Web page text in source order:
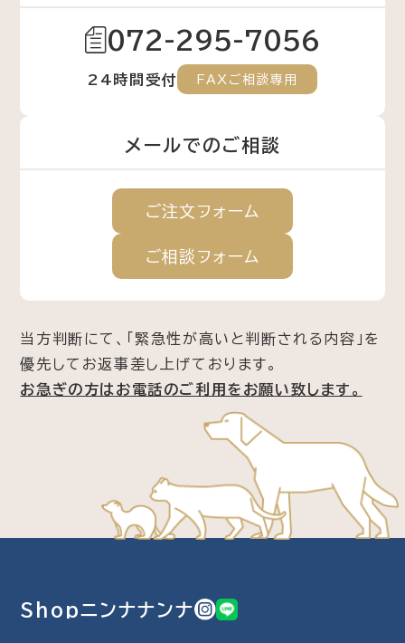
072-295-7056
24時間受付 FAXご相談専用
メールでのご相談
ご注文フォーム
ご相談フォーム
当方判断にて、「緊急性が高いと判断される内容」を
優先してお返事差し上げております。
お急ぎの方はお電話のご利用をお願い致します。
Shopニンナナンナ